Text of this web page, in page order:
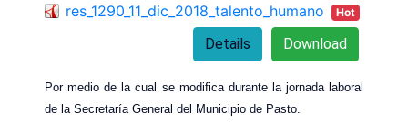
res_1290_11_dic_2018_talento_humano Hot
Download
Details
Por medio de la cual se modifica durante la jornada laboral
de la Secretaría General del Municipio de Pasto.